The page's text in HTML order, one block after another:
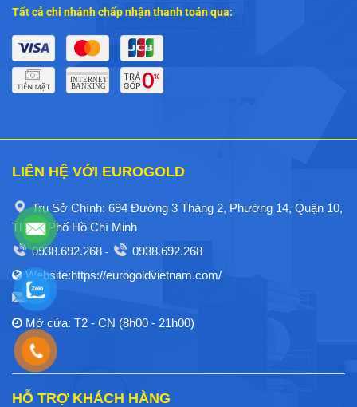
Tất cả chi nhánh chấp nhận thanh toán qua:
LIÊN HỆ VỚI EUROGOLD
Trụ Sở Chính: 694 Đường 3 Tháng 2, Phường 14, Quận 10,
Thành Phố Hồ Chí Minh
0938.692.268 -
0938.692.268
Website:https://eurogoldvietnam.com/
Mở cửa: T2 - CN (8h00 - 21h00)
HỖ TRỢ KHÁCH HÀNG